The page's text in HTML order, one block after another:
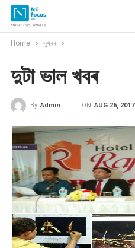
Home সুখবৰ
দুটা ভাল খবৰ
By Admin ON AUG 26, 2017